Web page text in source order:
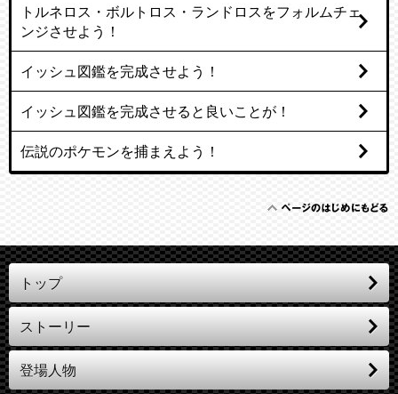
トルネロス・ボルトロス・ランドロスをフォルムチェ
ンジさせよう！
イッシュ図鑑を完成させよう！
イッシュ図鑑を完成させると良いことが！
伝説のポケモンを捕まえよう！
トップ
ストーリー
登場人物